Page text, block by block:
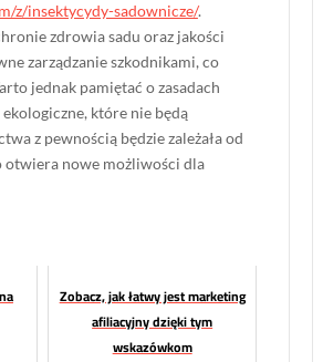
z/insektycydy-sadownicze/.
zdrowia sadu oraz jakości
zarządzanie szkodnikami, co
jednak pamiętać o zasadach
które nie będą
z pewnością będzie zależała od
otwiera nowe możliwości dla
Zobacz, jak łatwy jest marketing
afiliacyjny dzięki tym
wskazówkom